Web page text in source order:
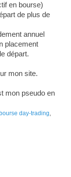
en bourse)
de plus de
annuel
placement
départ.
mon site.
mon pseudo en
day-trading,